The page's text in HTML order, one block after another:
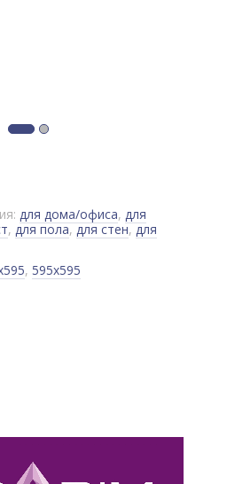
для дома/офиса, для
, для пола,для стен,для
, 595x595